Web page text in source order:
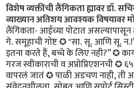
विशेष व्यक्तींची लैंगिकता ह्यावर डॉ.
व्याख्यानअतिशय आवश्यक विषयावर
लैंगिकता- आईच्या पोटात असल्यापासून
गे. समूहाची गोष्ट ✪ "सा. सू. आणि सू.
इतना करते हैं, बच्चे के लिए नही?” ✪
गरज स्वीकाराची व अप्रोप्रिएशनची ✪
वापरलं जातं ✪ पाळी अडचण नाही,